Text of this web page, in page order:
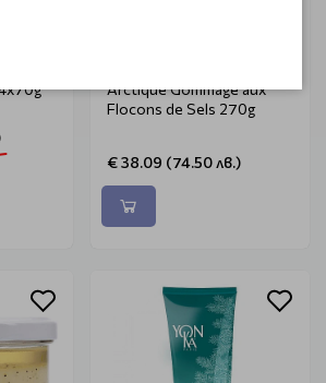
Arctique Gommage aux
Flocons de Sels 270g
€ 38.09 (74.50 лв.)